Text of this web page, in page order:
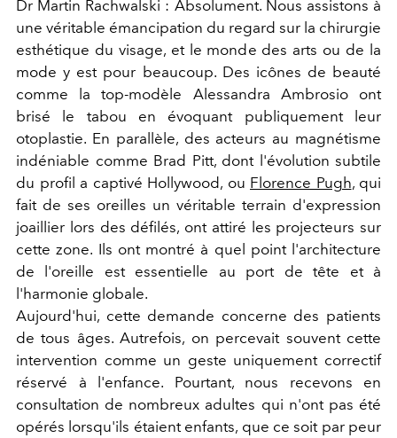
Dr Martin Rachwalski : Absolument. Nous assistons à
une véritable émancipation du regard sur la chirurgie
esthétique du visage, et le monde des arts ou de la
mode y est pour beaucoup. Des icônes de beauté
comme la top-modèle Alessandra Ambrosio ont
brisé le tabou en évoquant publiquement leur
otoplastie. En parallèle, des acteurs au magnétisme
indéniable comme Brad Pitt, dont l'évolution subtile
du profil a captivé Hollywood, ou Florence Pugh, qui
fait de ses oreilles un véritable terrain d'expression
joaillier lors des défilés, ont attiré les projecteurs sur
cette zone. Ils ont montré à quel point l'architecture
de l'oreille est essentielle au port de tête et à
l'harmonie globale.
Aujourd'hui, cette demande concerne des patients
de tous âges. Autrefois, on percevait souvent cette
intervention comme un geste uniquement correctif
réservé à l'enfance. Pourtant, nous recevons en
consultation de nombreux adultes qui n'ont pas été
opérés lorsqu'ils étaient enfants, que ce soit par peur